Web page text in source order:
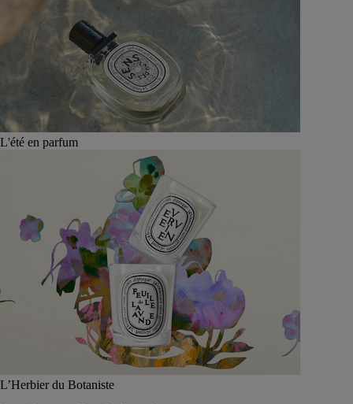
L'été en parfum
L’Herbier du Botaniste